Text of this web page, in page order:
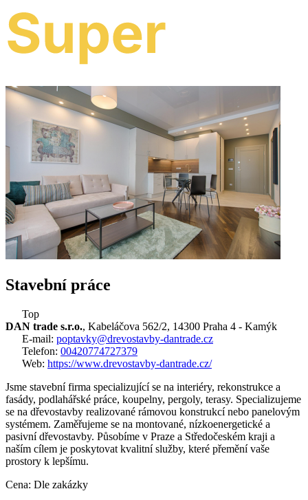
Stavební práce
Top
DAN trade s.r.o., Kabeláčova 562/2, 14300 Praha 4 - Kamýk
E-mail: poptavky@drevostavby-dantrade.cz
Telefon: 00420774727379
Web: https://www.drevostavby-dantrade.cz/
Jsme stavební firma specializující se na interiéry, rekonstrukce a
fasády, podlahářské práce, koupelny, pergoly, terasy. Specializujeme
se na dřevostavby realizované rámovou konstrukcí nebo panelovým
systémem. Zaměřujeme se na montované, nízkoenergetické a
pasivní dřevostavby. Působíme v Praze a Středočeském kraji a
naším cílem je poskytovat kvalitní služby, které přemění vaše
prostory k lepšímu.
Cena: Dle zakázky